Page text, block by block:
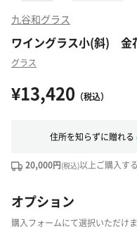
九谷和グラス
ワイングラス小(斜) 金
グラス
¥13,420 （税込）
住所を知らずに贈れる
20,000円(税込)以上ご購入す
オプション
購入フォームにて選択いただけ